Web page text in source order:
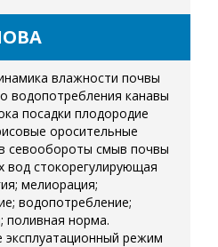
влажности почвы
водопотребления канавы
посадки плодородие
оросительные
севообороты смыв почвы
вод стокорегулирующая
мелиорация;
водопотребление;
поливная норма.
эксплуатационный режим